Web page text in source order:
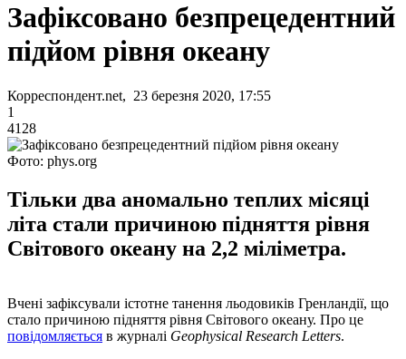
Зафіксовано безпрецедентний
підйом рівня океану
Корреспондент.net, 23 березня 2020, 17:55
1
4128
Фото: phys.org
Тільки два аномально теплих місяці
літа стали причиною підняття рівня
Світового океану на 2,2 міліметра.
Вчені зафіксували істотне танення льодовиків Гренландії, що
стало причиною підняття рівня Світового океану. Про це
повідомляється в журналі Geophysical Research Letters.